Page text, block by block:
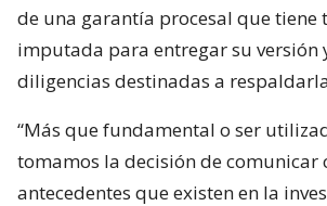
de una garantía procesal que tiene
imputada para entregar su versión
diligencias destinadas a
“Más que fundamental o ser
tomamos la decisión de comunicar
antecedentes que existen en la